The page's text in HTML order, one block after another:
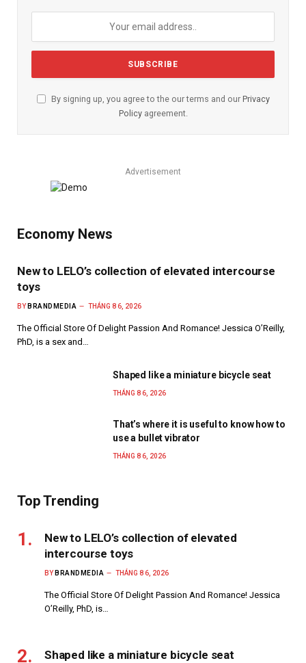
By signing up, you agree to the our terms and our Privacy
Policyagreement.
Advertisement
Economy News
New to LELO’s collection of elevated intercourse
toys
BY BRANDMEDIA THÁNG 8 6, 2026
The Official Store Of Delight Passion And Romance! Jessica O’Reilly,
PhD, is a sex and…
Shaped like a miniature bicycle seat
THÁNG 8 6, 2026
That’s where it is useful to know how to
use a bullet vibrator
THÁNG 8 6, 2026
Top Trending
New to LELO’s collection of elevated
intercourse toys
BY BRANDMEDIA THÁNG 8 6, 2026
The Official Store Of Delight Passion And Romance! Jessica
O’Reilly, PhD, is…
Shaped like a miniature bicycle seat